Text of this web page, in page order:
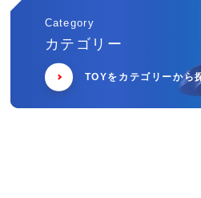
Category
カテゴリー
TOYをカテゴリーから